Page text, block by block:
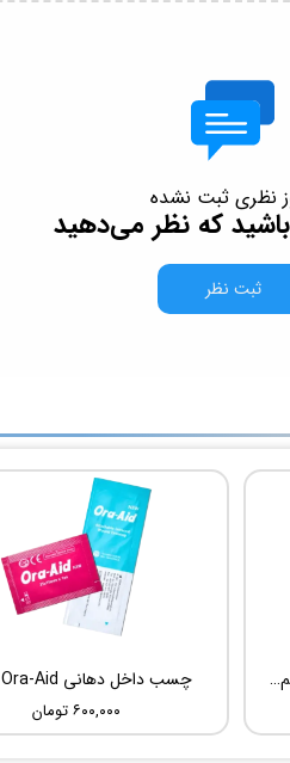
نظری ثبت نشده
که نظر می‌دهید
ثبت نظر
چسب داخل دهانی TBM Ora-Aid
۶۰۰,۰۰۰ تومان
سوزن اندو (ایریگیشن) دو سوراخ خم شونده UDG Sideport